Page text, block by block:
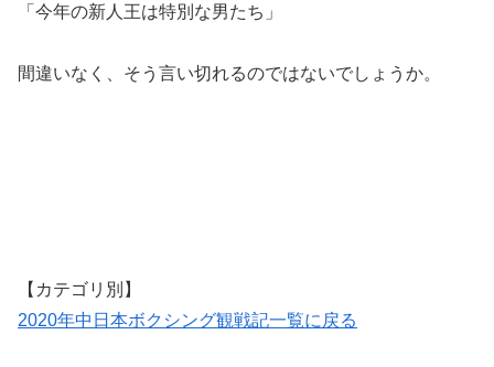
「今年の新人王は特別な男たち」
間違いなく、そう言い切れるのではないでしょうか。
【カテゴリ別】
2020年中日本ボクシング観戦記一覧に戻る